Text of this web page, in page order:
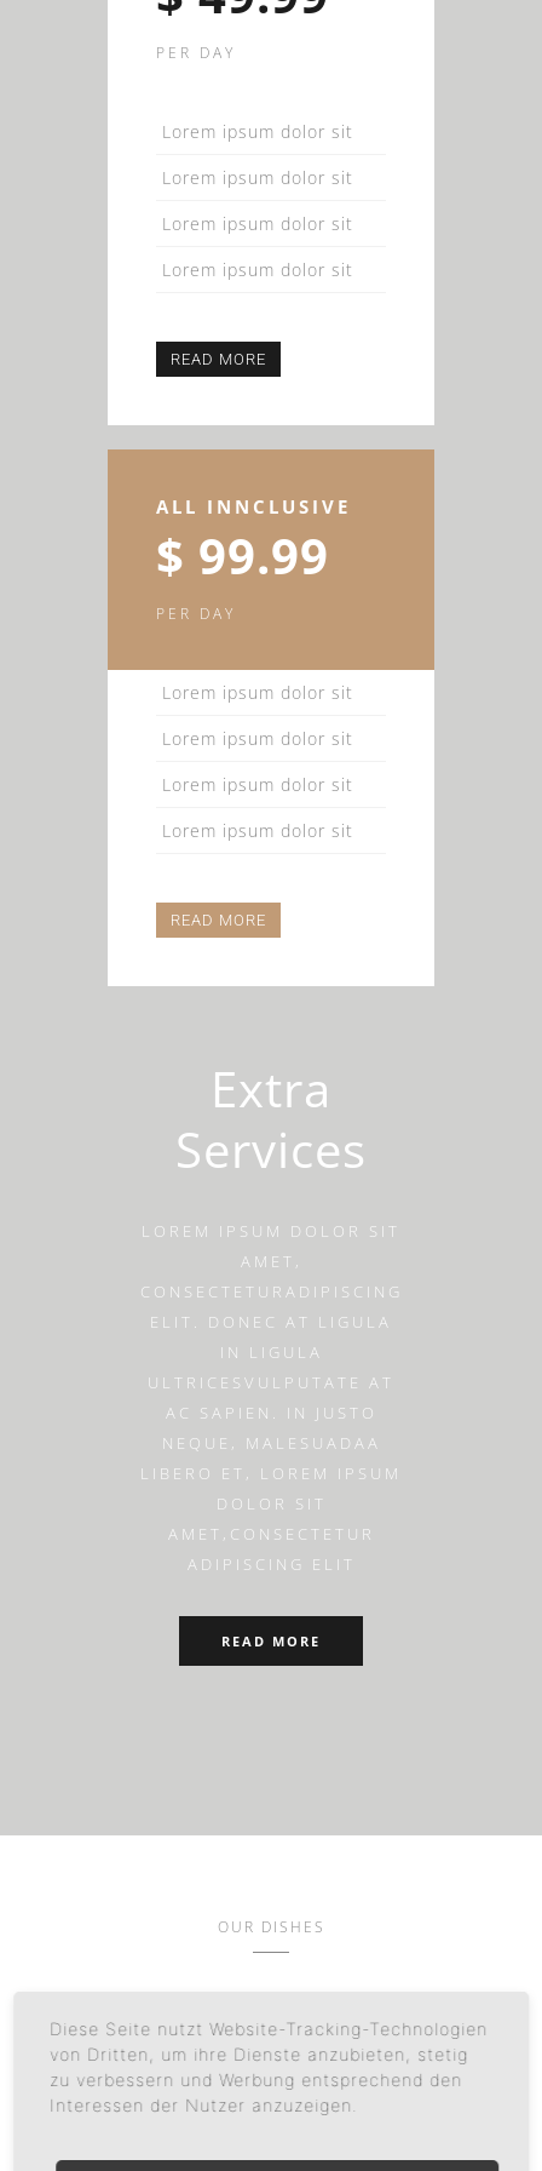
PER DAY
Lorem ipsum dolor sit
Lorem ipsum dolor sit
Lorem ipsum dolor sit
Lorem ipsum dolor sit
READ MORE
ALL INNCLUSIVE
$ 99.99
PER DAY
Lorem ipsum dolor sit
Lorem ipsum dolor sit
Lorem ipsum dolor sit
Lorem ipsum dolor sit
READ MORE
Extra
Services
LOREM IPSUM DOLOR SIT
AMET,
CONSECTETURADIPISCING
ELIT. DONEC AT LIGULA
IN LIGULA
ULTRICESVULPUTATE AT
AC SAPIEN. IN JUSTO
NEQUE, MALESUADAA
LIBERO ET, LOREM IPSUM
DOLOR SIT
AMET,CONSECTETUR
ADIPISCING ELIT
READ MORE
OUR DISHES
The Menu
ADUR AMET $ 12
Diese Seite nutzt Website-Tracking-Technologien
von Dritten, um ihre Dienste anzubieten, stetig
zu verbessern und Werbung entsprechend den
Interessen der Nutzer anzuzeigen.